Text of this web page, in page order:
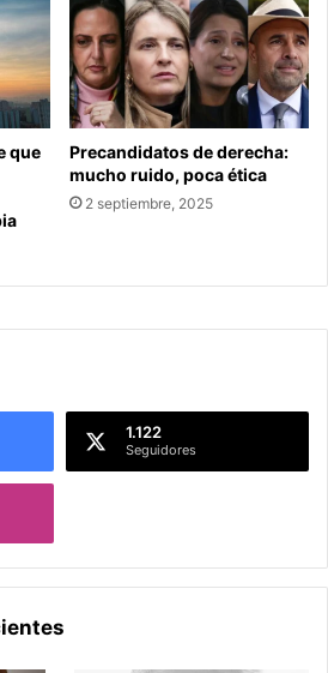
que
Precandidatos de derecha:
mucho ruido, poca ética
2 septiembre, 2025
1.122
Seguidores